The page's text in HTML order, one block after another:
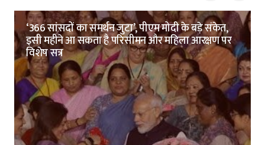
‘366 सांसदों का समर्थन जुटा’, पीएम मोदी के बड़े संकेत,
इसी महीने आ सकता है परिसीमन और महिला आरक्षण पर
विशेष सत्र